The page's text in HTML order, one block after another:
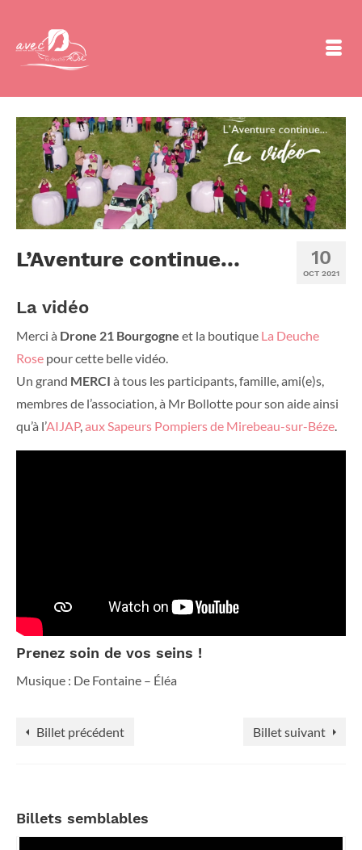
10
OCT 2021
L’Aventure continue…
La vidéo
Merci à Drone 21 Bourgogne et la boutique La Deuche
Rose pour cette belle vidéo.
Un grand MERCI à tous les participants, famille, ami(e)s,
membres de l’association, à Mr Bollotte pour son aide ainsi
qu’à l’AIJAP, aux Sapeurs Pompiers de Mirebeau-sur-Béze
Prenez soin de vos seins !
Musique : De Fontaine – Éléa
Billet précédent Billet suivant
Billets semblables